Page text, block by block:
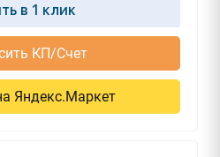
в 1 клик
КП/Счет
Яндекс.Маркет